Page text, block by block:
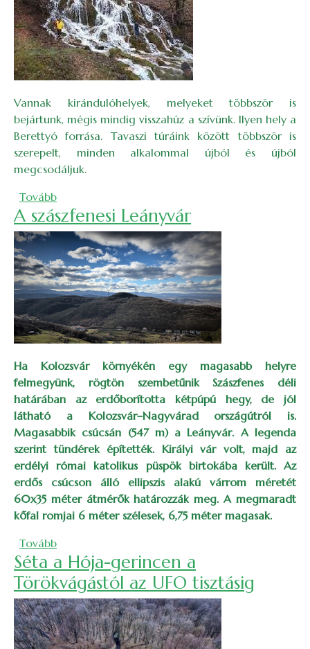
Vannak kirándulóhelyek, melyeket többször is
bejártunk, mégis mindig visszahúz a szívünk. Ilyen hely a
Berettyó forrása. Tavaszi túráink között többször is
szerepelt, minden alkalommal újból és újból
megcsodáljuk.
Tovább(Tavaszi kirándulás a Berettyó forrásához)
A szászfenesi Leányvár
Ha Kolozsvár környékén egy magasabb helyre
felmegyünk, rögtön szembetűnik Szászfenes déli
határában az erdőborította kétpúpú hegy, de jól
látható a Kolozsvár–Nagyvárad országútról is.
Magasabbik csúcsán (547 m) a Leányvár. A legenda
szerint tündérek építették. Királyi vár volt, majd az
erdélyi római katolikus püspök birtokába került. Az
erdős csúcson álló ellipszis alakú várrom méretét
60x35 méter átmérők határozzák meg. A megmaradt
kőfal romjai 6 méter szélesek, 6,75 méter magasak.
Tovább(A szászfenesi Leányvár)
Séta a Hója-gerincen a
Törökvágástól az UFO tisztásig